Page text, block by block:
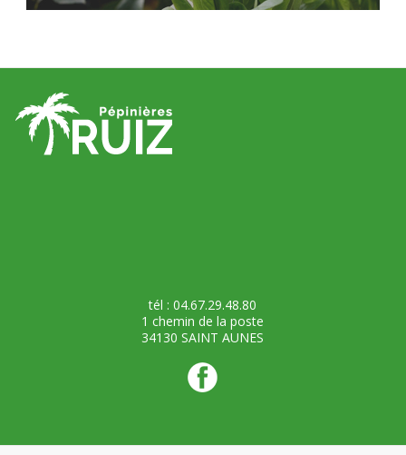
tél : 04.67.29.48.80
1 chemin de la poste
34130 SAINT AUNES